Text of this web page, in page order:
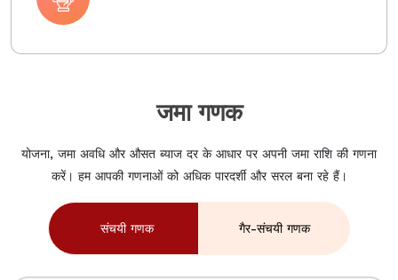
जमा गणक
योजना, जमा अवधि और औसत ब्याज दर के आधार पर अपनी जमा राशि की गणना
करें। हम आपकी गणनाओं को अधिक पारदर्शी और सरल बना रहे हैं।
संचयी गणक गैर-संचयी गणक